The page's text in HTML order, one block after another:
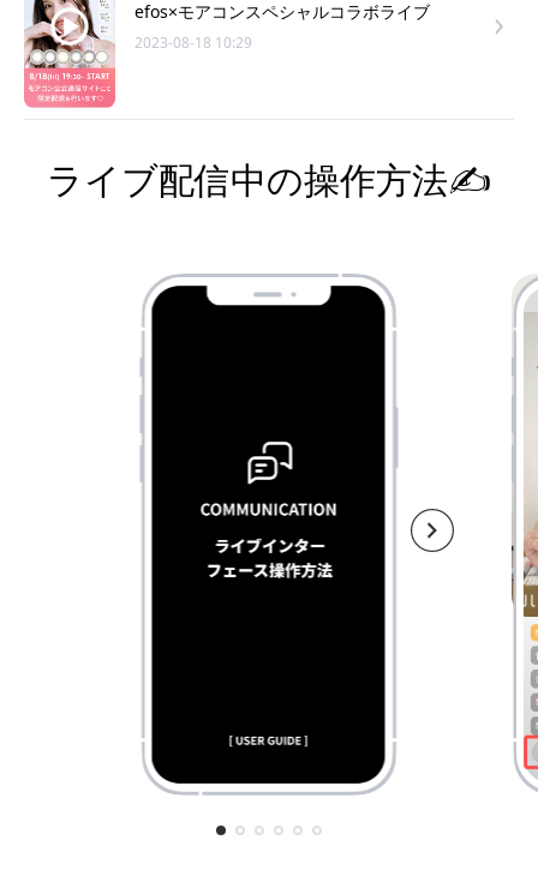
efos×モアコンスペシャルコラボライブ
2023-08-18 10:29
ライブ配信中の操作方法✍️